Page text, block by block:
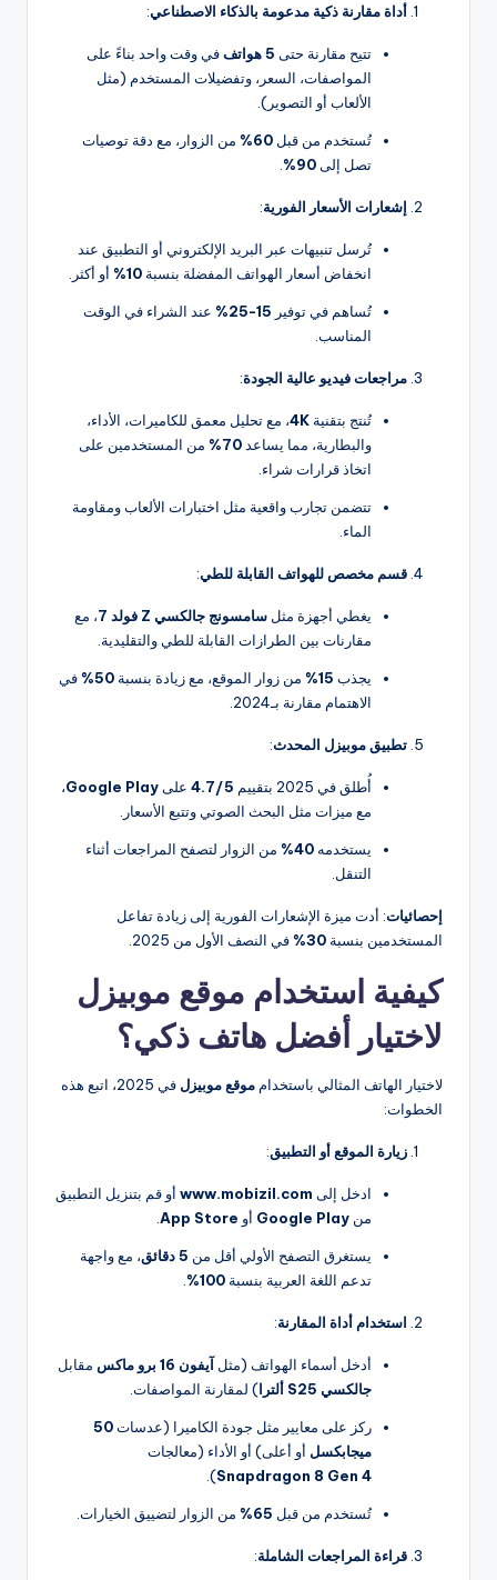
أداة مقارنة ذكية مدعومة بالذكاء الاصطناعي:
تتيح مقارنة حتى 5 هواتف
في وقت واحد بناءً على
المواصفات، السعر، وتفضيلات المستخدم (مثل
الألعاب أو التصوير).
تُستخدم من قبل 60%
من الزوار، مع دقة توصيات
تصل إلى 90%
إشعارات الأسعار الفورية:
تُرسل تنبيهات عبر البريد الإلكتروني أو التطبيق عند
انخفاض أسعار الهواتف المفضلة بنسبة 10% أو أكثر.
تُساهم في توفير 15-25%
عند الشراء في الوقت
المناسب.
مراجعات فيديو عالية الجودة:
تُنتج بتقنية 4K، مع تحليل معمق للكاميرات، الأداء،
والبطارية، مما يساعد 70%
من المستخدمين على
اتخاذ قرارات شراء.
تتضمن تجارب واقعية مثل اختبارات الألعاب ومقاومة
الماء.
قسم مخصص للهواتف القابلة للطي:
يغطي أجهزة مثل سامسونج جالكسي Z فولد 7
، مع
مقارنات بين الطرازات القابلة للطي والتقليدية.
يجذب 15% من زوار الموقع، مع زيادة بنسبة 50%
في
الاهتمام مقارنة بـ2024.
تطبيق موبيزل المحدث:
أُطلق في 2025 بتقييم 4.7/5 على Google Play،
مع ميزات مثل البحث الصوتي وتتبع الأسعار.
يستخدمه 40%
من الزوار لتصفح المراجعات أثناء
التنقل.
إحصائيات: أدت ميزة الإشعارات الفورية إلى زيادة تفاعل
المستخدمين بنسبة 30% في النصف الأول من 2025.
كيفية استخدام موقع موبيزل
لاختيار أفضل هاتف ذكي؟
لاختيار الهاتف المثالي باستخدام موقع موبيزل
في 2025، اتبع هذه
الخطوات:
زيارة الموقع أو التطبيق:
ادخل إلى www.mobizil.com أو قم بتنزيل التطبيق
من Google Play أو App Store
يستغرق التصفح الأولي أقل من 5 دقائق
، مع واجهة
تدعم اللغة العربية بنسبة 100%
استخدام أداة المقارنة:
أدخل أسماء الهواتف (مثلآيفون 16 برو ماكس
مقابل
جالكسي S25 ألترا
) لمقارنة المواصفات.
ركز على معايير مثل جودة الكاميرا (عدسات50
ميجابكسل أو أعلى) أو الأداء (معالجات
Snapdragon 8 Gen 4
).
تُستخدم من قبل 65% من الزوار لتضييق الخيارات.
قراءة المراجعات الشاملة: